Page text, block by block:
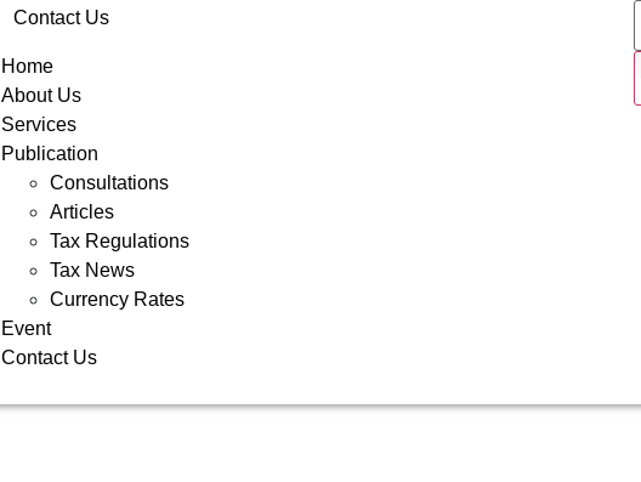
Contact Us
Home
About Us
Services
Publication
Consultations
Articles
Tax Regulations
Tax News
Currency Rates
Event
Contact Us